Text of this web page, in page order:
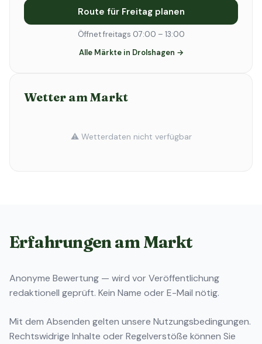
Route für Freitag planen
Öffnet freitags 07:00 – 13:00
Alle Märkte in Drolshagen →
Wetter am Markt
⚠️ Wetterdaten nicht verfügbar
Erfahrungen am Markt
Anonyme Bewertung — wird vor Veröffentlichung
redaktionell geprüft. Kein Name oder E-Mail nötig.
Mit dem Absenden gelten unsere Nutzungsbedingungen.
Rechtswidrige Inhalte oder Regelverstöße können Sie